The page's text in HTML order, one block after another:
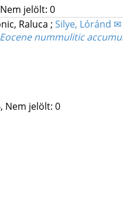
jelölt: 0
Raluca ; Silye, Lóránd ✉
nummulitic
Nem jelölt: 0